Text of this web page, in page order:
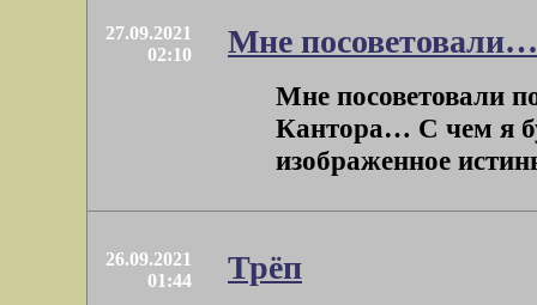
27.09.2021
02:10
Мне посоветовали…
Мне посоветовали
Кантора… С чем я
изображенное
26.09.2021
01:44
Трёп